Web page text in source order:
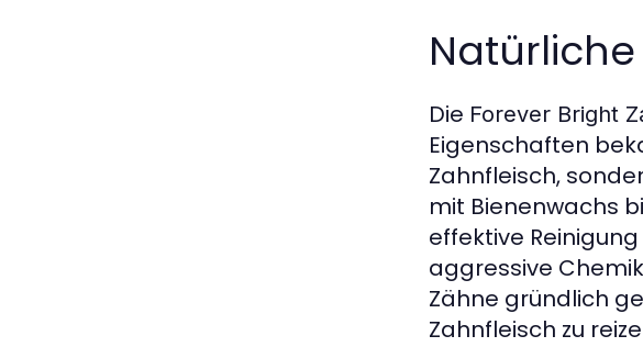
Die Forever Bright
Eigenschaften
Zahnfleisch,
mit Bienenwachs
effektive
aggressive
Zähne gründlich
Zahnfleisch zu